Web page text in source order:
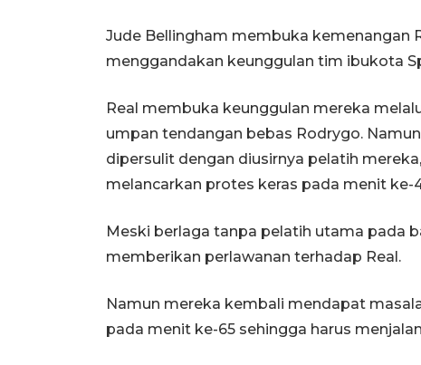
Jude Bellingham membuka kemenangan
menggandakan keunggulan tim ibukota
Real membuka keunggulan mereka
umpan tendangan bebas Rodrygo.
dipersulit dengan diusirnya pelatih
melancarkan protes keras pada menit ke-
Meski berlaga tanpa pelatih utama pada
memberikan perlawanan terhadap Real.
Namun mereka kembali mendapat
pada menit ke-65 sehingga harus